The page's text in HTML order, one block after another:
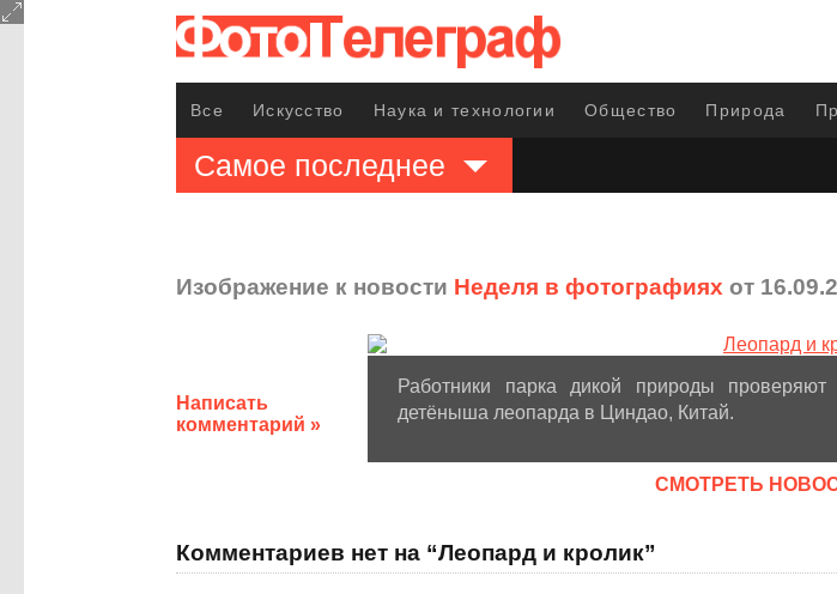
Все Искусство Наука и технологии Общество Природа
Самое последнее
Изображение к новости Неделя в фотографиях от
Написать
комментарий »
Работники парка дикой природы проверяют
детёныша леопарда в Циндао, Китай.
CМОТРЕТЬ
Комментариев нет на “Леопард и кролик”